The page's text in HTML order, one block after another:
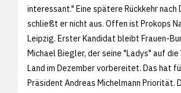
interessant." Eine spätere Rückkehr nach
schließt er nicht aus. Offen ist Prokops
Leipzig. Erster Kandidat bleibt Frauen-
Michael Biegler, der seine "Ladys" auf die
Land im Dezember vorbereitet. Das hat
Präsident Andreas Michelmann Priorität.